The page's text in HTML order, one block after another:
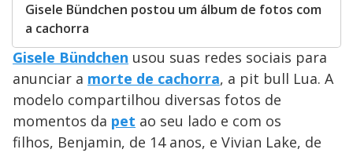
Gisele Bündchen postou um álbum de fotos com
a cachorra
Gisele Bündchen usou suas redes sociais para
anunciar a morte de cachorra, a pit bull Lua. A
modelo compartilhou diversas fotos de
momentos da pet ao seu lado e com os
filhos, Benjamin, de 14 anos, e Vivian Lake, de